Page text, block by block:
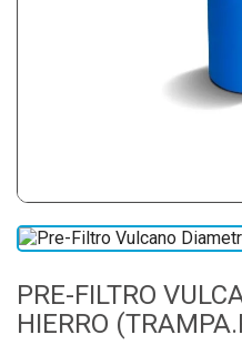
PRE-FILTRO
HIERRO